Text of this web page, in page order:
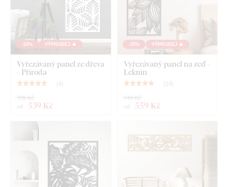
Co najdete v balení?
Dřevěný panel - Listy
-24% VÝPRODEJ 🔥
Vyřezávaný panel ze dřeva
- Příroda
( 4)
od 539 Kč
709 Kč
-25% VÝPRODEJ 🔥
Vyřezávaný panel na zeď -
Leknín
( 14)
od 559 Kč
749 Kč